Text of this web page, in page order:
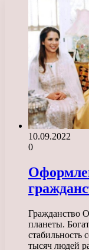
10.09.2022
0
Гражданство
планеты.
стабильность
тысяч людей